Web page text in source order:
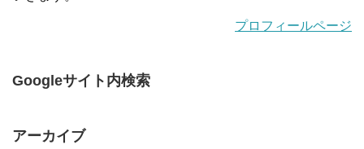
プロフィールページ
Googleサイト内検索
アーカイブ